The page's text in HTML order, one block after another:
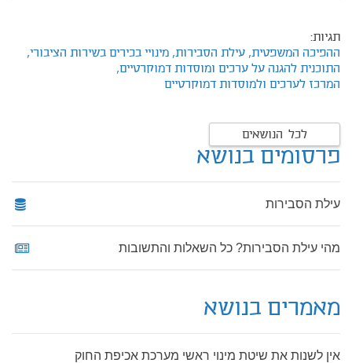
תגיות:
ההפיכה המשפטית, עילת הסבירות, מינויי בכירים בשירות הציבורי,
התוכנית להגנה על ערכים ומוסדות דמוקרטיים,
המרכז לערכים ולמוסדות דמוקרטיים
לכל הנושאים
פרסומים בנושא
עילת הסבירות
מהי עילת הסבירות? כל השאלות והתשובות
מאמרים בנושא
אין לשנות את שיטת מינוי ראשי מערכת אכיפת החוק